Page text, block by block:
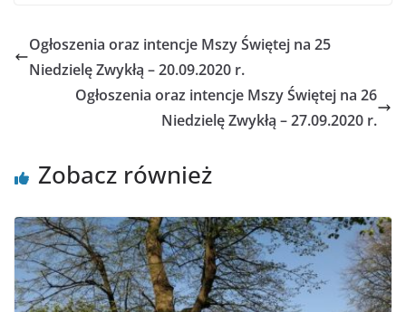
Ogłoszenia oraz intencje Mszy Świętej na 25
Niedzielę Zwykłą – 20.09.2020 r.
Ogłoszenia oraz intencje Mszy Świętej na 26
Niedzielę Zwykłą – 27.09.2020 r.
Zobacz również